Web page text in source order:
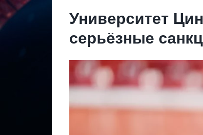
Университет
серьёзные